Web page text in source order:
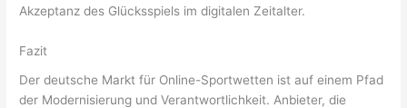
Akzeptanz des Glücksspiels im digitalen Zeitalter.
Fazit
Der deutsche Markt für Online-Sportwetten ist auf einem Pfad
der Modernisierung und Verantwortlichkeit. Anbieter, die